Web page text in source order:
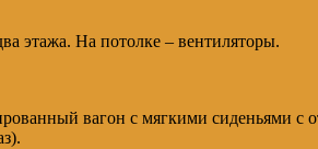
этажа. На потолке – вентиляторы.
вагон с мягкими сиденьями